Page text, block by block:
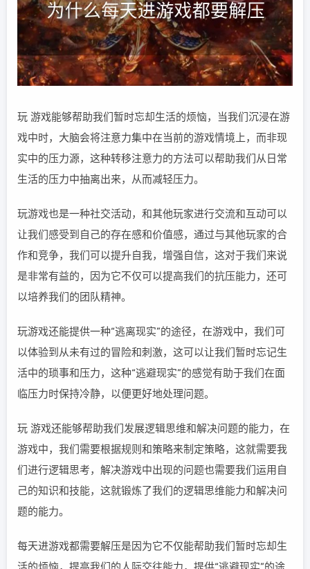
玩 游戏能够帮助我们暂时忘却生活的烦恼，当我们沉浸在游
戏中时，大脑会将注意力集中在当前的游戏情境上，而非现
实中的压力源，这种转移注意力的方法可以帮助我们从日常
生活的压力中抽离出来，从而减轻压力。
玩游戏也是一种社交活动，和其他玩家进行交流和互动可以
让我们感受到自己的存在感和价值感，通过与其他玩家的合
作和竞争，我们可以提升自我，增强自信，这对于我们来说
是非常有益的，因为它不仅可以提高我们的抗压能力，还可
以培养我们的团队精神。
玩游戏还能提供一种“逃离现实”的途径，在游戏中，我们可
以体验到从未有过的冒险和刺激，这可以让我们暂时忘记生
活中的琐事和压力，这种“逃避现实”的感觉有助于我们在面
临压力时保持冷静，以便更好地处理问题。
玩 游戏还能够帮助我们发展逻辑思维和解决问题的能力，在
游戏中，我们需要根据规则和策略来制定策略，这就需要我
们进行逻辑思考，解决游戏中出现的问题也需要我们运用自
己的知识和技能，这就锻炼了我们的逻辑思维能力和解决问
题的能力。
每天进游戏都需要解压是因为它不仅能帮助我们暂时忘却生